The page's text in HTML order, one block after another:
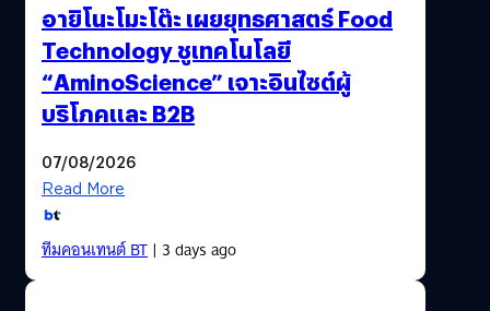
อายิโนะโมะโต๊ะ เผยยุทธศาสตร์ Food
Technology ชูเทคโนโลยี
“AminoScience” เจาะอินไซต์ผู้
บริโภคและ B2B
07/08/2026
Read More
ทีมคอนเทนต์ BT| 3 days ago